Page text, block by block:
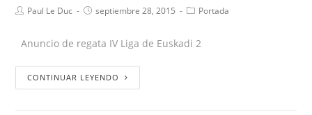
Paul Le Duc septiembre 28, 2015 Portada
Anuncio de regata IV Liga de Euskadi 2
CONTINUAR LEYENDO